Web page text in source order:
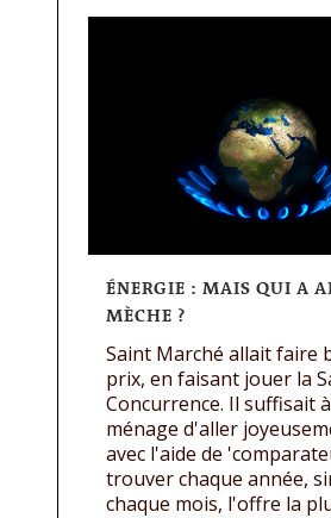
ÉNERGIE : MAIS QUI A
MÈCHE ?
Saint Marché allait faire
prix, en faisant jouer la
Concurrence. Il suffisait
ménage d'aller
avec l'aide de
trouver chaque année,
chaque mois, l'offre la